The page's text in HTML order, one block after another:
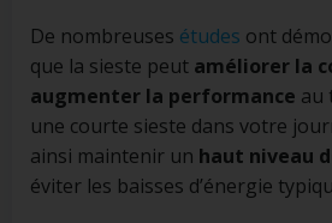
De nombreuses études ont
que la sieste peut améliorer la
augmenter la performance au
une courte sieste dans votre
ainsi maintenir un haut niveau
éviter les baisses d’énergie